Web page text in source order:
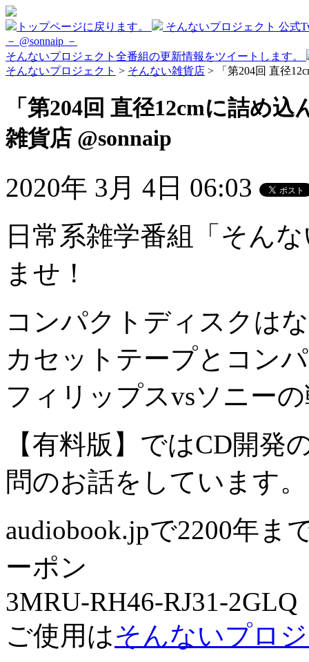
トップページに戻ります。
そんないプロジェクト 公式
－ @sonnaip －
そんないプロジェクト全番組の更新情報をツイートします。
そんないプロジェクト > そんない雑貨店 > 「第204回 直径
「第204回 直径12cmに詰め
雑貨店 @sonnaip
2020年 3月 4日 06:03
日常系雑学番組「そん
ませ！
コンパクトディスクは
カセットテープとコン
フィリップスvsソニー
【有料版】ではCD開
問のお話をしています。
audiobook.jpで2200年ま
ーポン
3MRU-RH46-RJ31-2GLQ
ご使用はそんないプロ